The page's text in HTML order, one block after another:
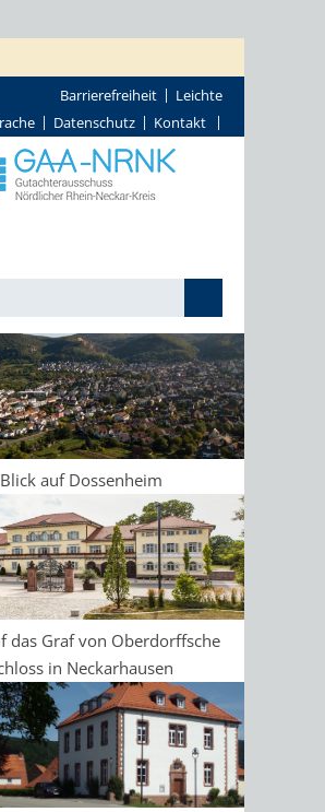
Barrierefreiheit
Leichte
Datenschutz Kontakt
Blick auf Dossenheim
das Graf von Oberdorffsche
in Neckarhausen